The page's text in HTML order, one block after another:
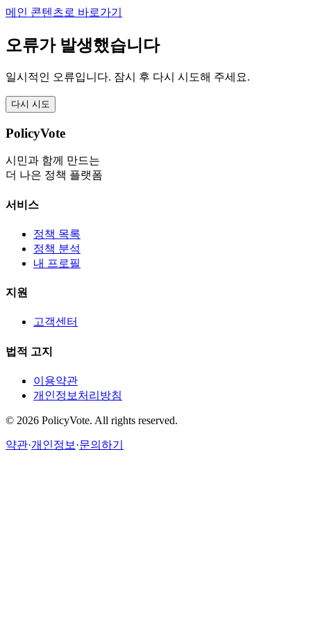
메인 콘텐츠로 바로가기
오류가 발생했습니다
일시적인 오류입니다. 잠시 후 다시 시도해 주세요.
다시 시도
PolicyVote
시민과 함께 만드는
더 나은 정책 플랫폼
서비스
정책 목록
정책 분석
내 프로필
지원
고객센터
법적 고지
이용약관
개인정보처리방침
© 2026 PolicyVote. All rights reserved.
약관·개인정보 ·문의하기